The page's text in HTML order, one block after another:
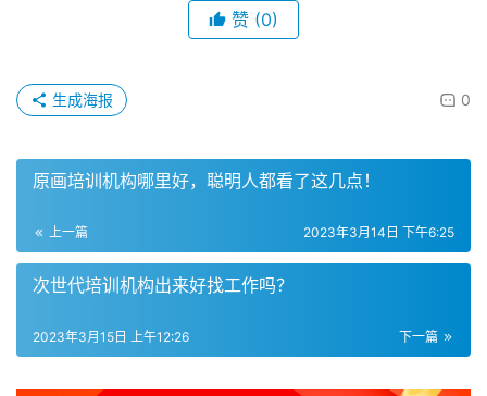
赞 (0)
0
生成海报
原画培训机构哪里好，聪明人都看了这几点！
上一篇 2023年3月14日 下午6:25
次世代培训机构出来好找工作吗？
下一篇
2023年3月15日 上午12:26